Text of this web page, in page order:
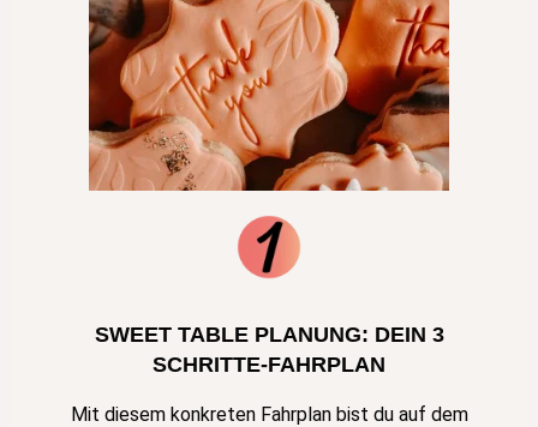
SWEET TABLE PLANUNG: DEIN 3
SCHRITTE-FAHRPLAN
Mit diesem konkreten Fahrplan bist du auf dem